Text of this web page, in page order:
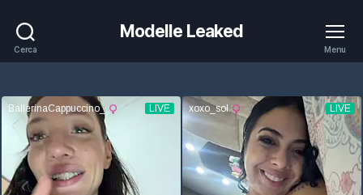
Cerca
Modelle Leaked
Menu